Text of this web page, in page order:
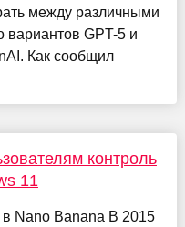
между различными
вариантов GPT-5 и
Как сообщил
контроль
11
Nano Banana В 2015